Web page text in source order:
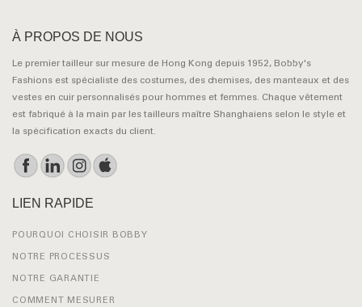
À PROPOS DE NOUS
Le premier tailleur sur mesure de Hong Kong depuis 1952, Bobby's
Fashions est spécialiste des costumes, des chemises, des manteaux et des
vestes en cuir personnalisés pour hommes et femmes. Chaque vêtement
est fabriqué à la main par les tailleurs maître Shanghaiens selon le style et
la spécification exacts du client.
LIEN RAPIDE
POURQUOI CHOISIR BOBBY
NOTRE PROCESSUS
NOTRE GARANTIE
COMMENT MESURER